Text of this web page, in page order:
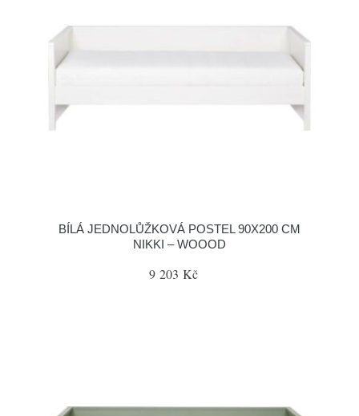
BÍLÁ JEDNOLŮŽKOVÁ POSTEL 90X200 CM
NIKKI – WOOOD
9 203 Kč